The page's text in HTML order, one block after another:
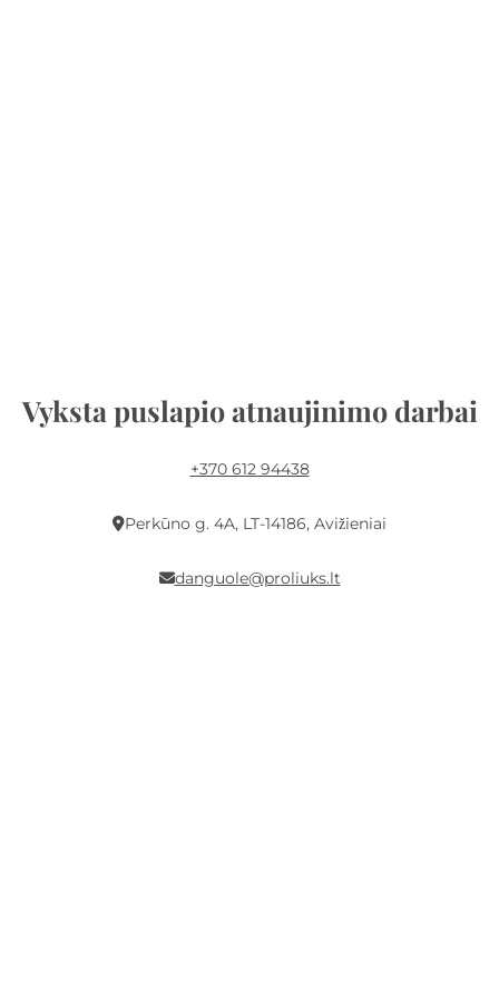
Vyksta puslapio atnaujinimo darbai
+370 612 94438
Perkūno g. 4A, LT-14186, Avižieniai
danguole@proliuks.lt